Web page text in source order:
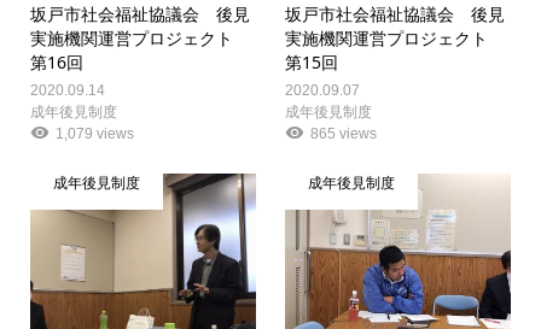
坂戸市社会福祉協議会 後見
実施機関運営プロジェクト
第16回
2020.09.14
成年後見制度
1,079 views
坂戸市社会福祉協議会 後見
実施機関運営プロジェクト
第15回
2020.09.07
成年後見制度
865 views
成年後見制度 成年後見制度